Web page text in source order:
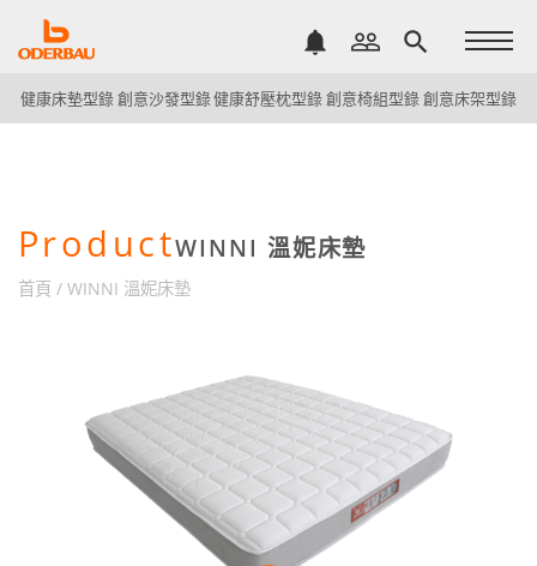
notifications people_outline search
健康床墊型錄創意沙發型錄健康舒壓枕型錄創意椅組型錄創意床架型錄
ProductWINNI 溫妮床墊
首頁 / WINNI 溫妮床墊